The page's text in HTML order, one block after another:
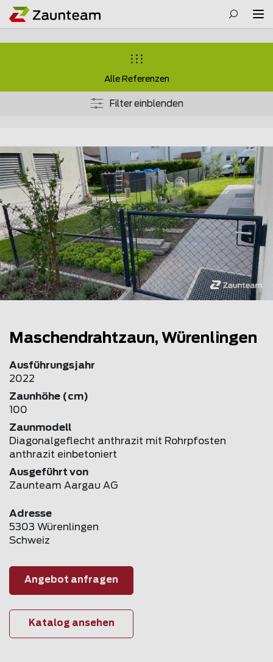
Alle Referenzen
Filter einblenden
Maschendrahtzaun, Würenlingen
Ausführungsjahr
2022
Zaunhöhe (cm)
100
Zaunmodell
Diagonalgeflecht anthrazit mit Rohrpfosten
anthrazit einbetoniert
Ausgeführt von
Zaunteam Aargau AG
Adresse
5303 Würenlingen
Schweiz
Angebot anfragen
Katalog ansehen